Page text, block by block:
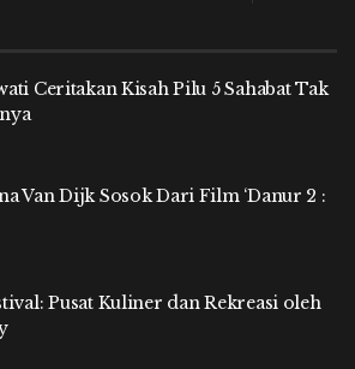
Ceritakan Kisah Pilu 5 Sahabat Tak
Van Dijk Sosok Dari Film ‘Danur 2 :
Pusat Kuliner dan Rekreasi oleh